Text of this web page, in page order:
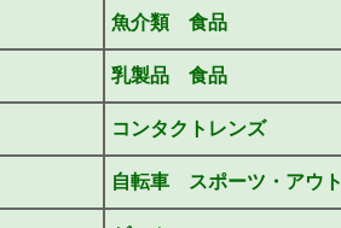
魚介類 食品
乳製品 食品
コンタクトレンズ
自転車 スポーツ・アウ